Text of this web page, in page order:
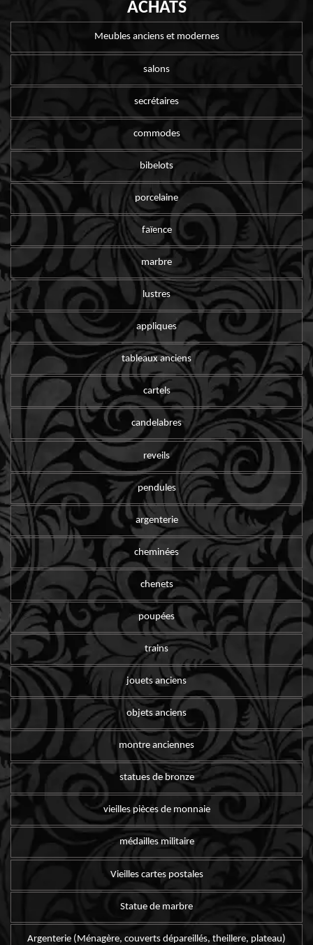
ACHATS
Meubles anciens et modernes
salons
secrétaires
commodes
bibelots
porcelaine
faïence
marbre
lustres
appliques
tableaux anciens
cartels
candelabres
reveils
pendules
argenterie
cheminées
chenets
poupées
trains
jouets anciens
objets anciens
montre anciennes
statues de bronze
vieilles pièces de monnaie
médailles militaire
Vieilles cartes postales
Statue de marbre
Argenterie (Ménagère, couverts dépareillés, theillere, plateau)